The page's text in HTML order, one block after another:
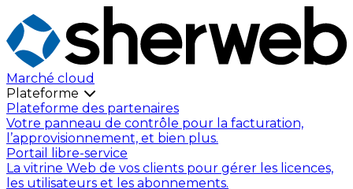
Marché cloud
Plateforme
Plateforme des partenaires
Votre panneau de contrôle pour la facturation,
l’approvisionnement, et bien plus.
Portail libre-service
La vitrine Web de vos clients pour gérer les licences,
les utilisateurs et les abonnements.